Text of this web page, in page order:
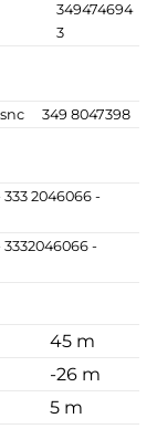
349474694
3
349 8047398
333 2046066 -
3332046066 -
45 m
-26 m
5 m